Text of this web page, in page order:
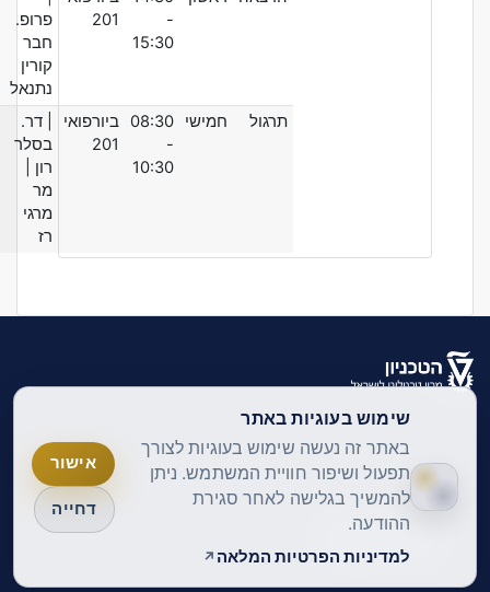
-
15:30
201
פרופ.
חבר
קורין
נתנאל
תרגול
חמישי
08:30
-
10:30
ביורפואי
201
| דר.
בסלר
רון
מר
מרגי
רז
English ‎(en)‎
מדיניות הפרטיות
הצהרת נגישות
שימוש בעוגיות באתר
באתר זה נעשה שימוש בעוגיות לצורך
תפעול ושיפור חוויית המשתמש. ניתן
להמשיך בגלישה לאחר סגירת
ההודעה.
למדיניות הפרטיות המלאה
אישור
דחייה